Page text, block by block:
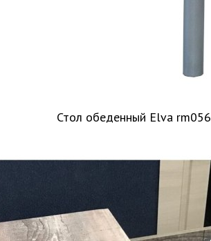
Стол обеденный Elva rm056